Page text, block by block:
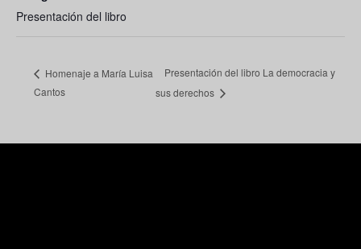
Presentación del libro
Homenaje a María Luisa
Cantos
Presentación del libro La democracia y
sus derechos